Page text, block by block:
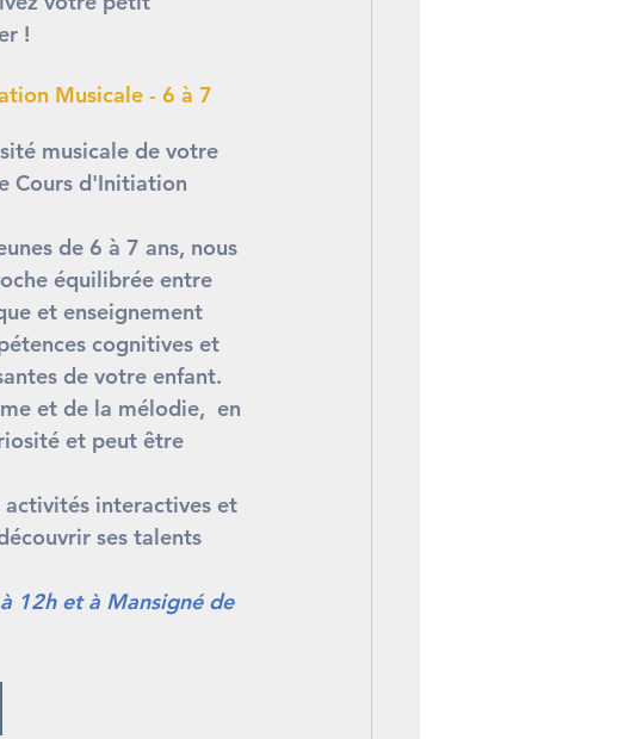
!
Musicale - 6 à 7
musicale de votre
Cours d'Initiation
de 6 à 7 ans, nous
équilibrée entre
et enseignement
cognitives et
de votre enfant.
et de la mélodie,  en
et peut être
activités interactives et
ses talents
12h et à Mansigné de